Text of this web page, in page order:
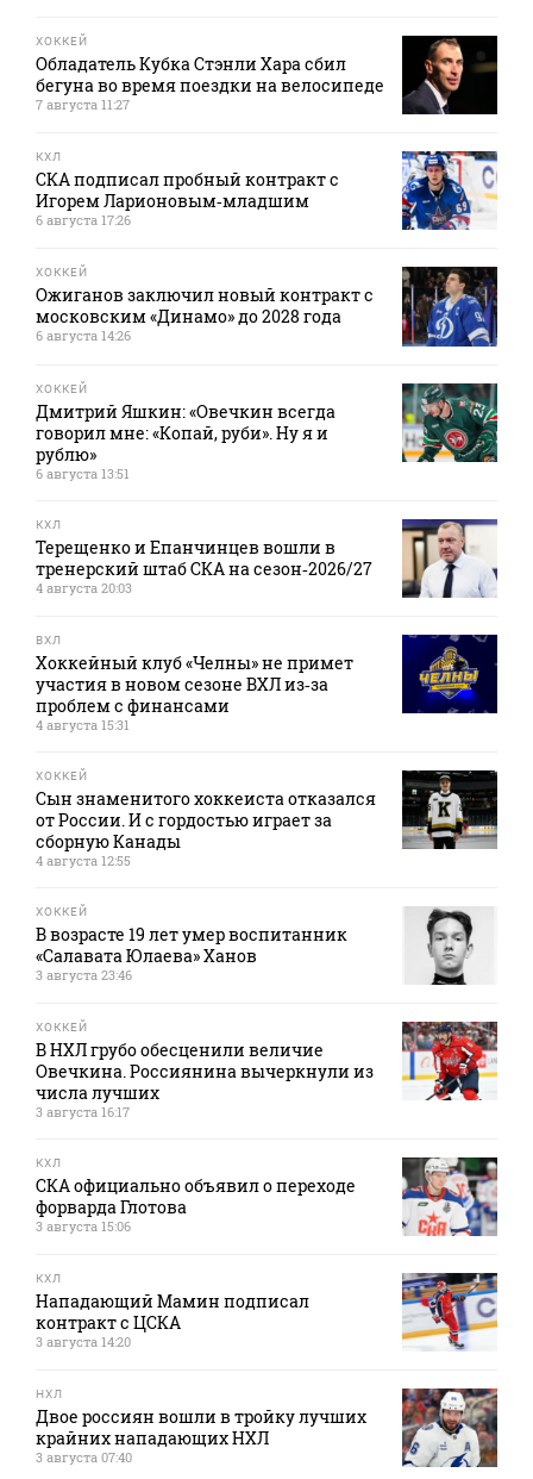
ХОККЕЙ
Обладатель Кубка Стэнли Хара сбил
бегуна во время поездки на велосипеде
7 августа 11:27
КХЛ
СКА подписал пробный контракт с
Игорем Ларионовым‑младшим
6 августа 17:26
ХОККЕЙ
Ожиганов заключил новый контракт с
московским «Динамо» до 2028 года
6 августа 14:26
ХОККЕЙ
Дмитрий Яшкин: «Овечкин всегда
говорил мне: «Копай, руби». Ну я и
рублю»
6 августа 13:51
КХЛ
Терещенко и Епанчинцев вошли в
тренерский штаб СКА на сезон‑2026/27
4 августа 20:03
ВХЛ
Хоккейный клуб «Челны» не примет
участия в новом сезоне ВХЛ из‑за
проблем с финансами
4 августа 15:31
ХОККЕЙ
Сын знаменитого хоккеиста отказался
от России. И с гордостью играет за
сборную Канады
4 августа 12:55
ХОККЕЙ
В возрасте 19 лет умер воспитанник
«Салавата Юлаева» Ханов
3 августа 23:46
ХОККЕЙ
В НХЛ грубо обесценили величие
Овечкина. Россиянина вычеркнули из
числа лучших
3 августа 16:17
КХЛ
СКА официально объявил о переходе
форварда Глотова
3 августа 15:06
КХЛ
Нападающий Мамин подписал
контракт с ЦСКА
3 августа 14:20
НХЛ
Двое россиян вошли в тройку лучших
крайних нападающих НХЛ
3 августа 07:40